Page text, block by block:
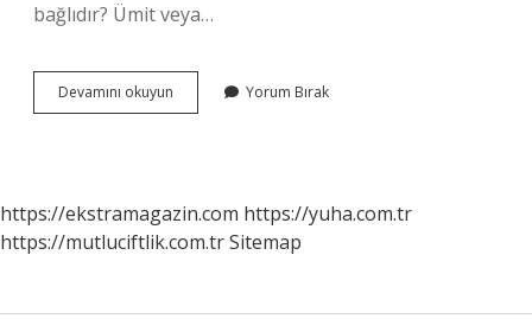
bağlıdır? Ümit veya…
Devamını okuyun
Mahallesi
Yorum Bırak
https://ekstramagazin.com https://yuha.com.tr
https://mutluciftlik.com.trSitemap